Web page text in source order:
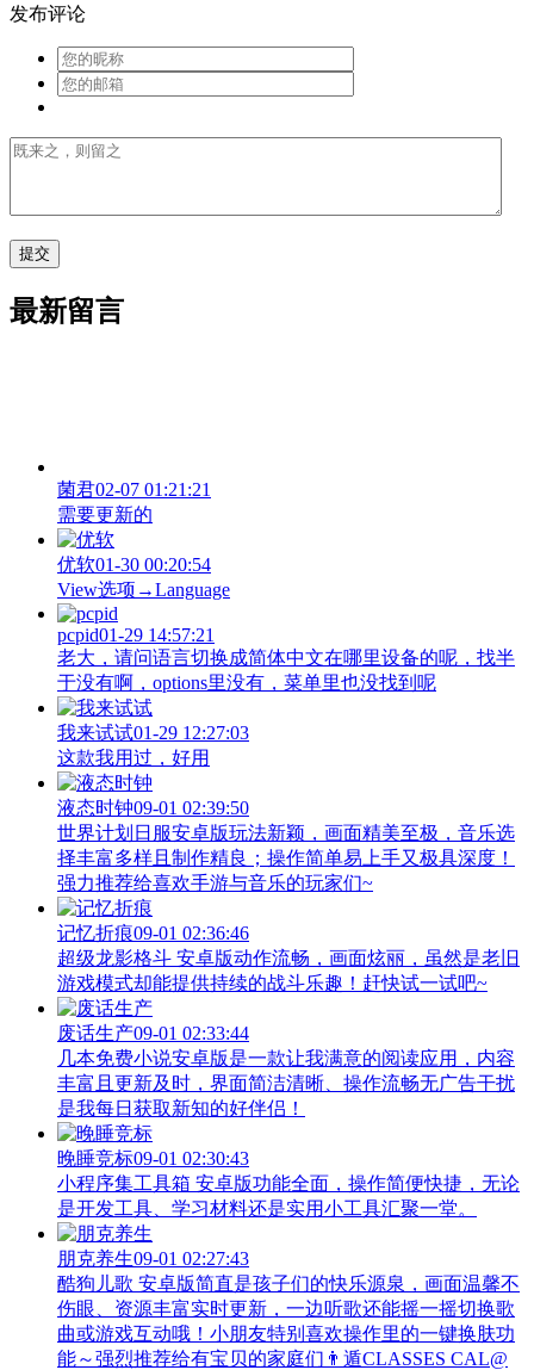
发布评论
最新留言
菌君02-07 01:21:21
需要更新的
优软01-30 00:20:54
View‌选项→Language
pcpid01-29 14:57:21
老大，请问语言切换成简体中文在哪里设备的呢，找半
于没有啊，options里没有，菜单里也没找到呢
我来试试01-29 12:27:03
这款我用过，好用
液态时钟09-01 02:39:50
世界计划日服安卓版玩法新颖，画面精美至极，音乐选
择丰富多样且制作精良；操作简单易上手又极具深度！
强力推荐给喜欢手游与音乐的玩家们~
记忆折痕09-01 02:36:46
超级龙影格斗 安卓版动作流畅，画面炫丽，虽然是老旧
游戏模式却能提供持续的战斗乐趣！赶快试一试吧~
废话生产09-01 02:33:44
几本免费小说安卓版是一款让我满意的阅读应用，内容
丰富且更新及时，界面简洁清晰、操作流畅无广告干扰
是我每日获取新知的好伴侣！
晚睡竞标09-01 02:30:43
小程序集工具箱 安卓版功能全面，操作简便快捷，无论
是开发工具、学习材料还是实用小工具汇聚一堂。
朋克养生09-01 02:27:43
酷狗儿歌 安卓版简直是孩子们的快乐源泉，画面温馨不
伤眼、资源丰富实时更新，一边听歌还能摇一摇切换歌
曲或游戏互动哦！小朋友特别喜欢操作里的一键换肤功
能～强烈推荐给有宝贝的家庭们👨‍遁️CLASSES CAL@